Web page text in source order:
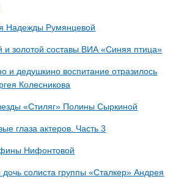
Надежды Румянцевой
и золотой составы ВИА «Синяя птица»
и дедушкино воспитание отразилось
Колесникова
«Стиляг» Полины Сыркиной
глаза актеров. Часть 3
Нифонтовой
солиста группы «Сталкер» Андрея